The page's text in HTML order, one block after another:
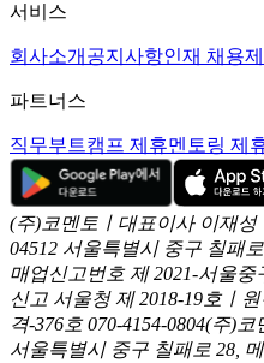
서비스
회사소개 공지사항인재 채용
파트너스
직무부트캠프 제휴멘토링 제
(주)코멘토ㅣ대표이사 이재성
04512 서울특별시 중구 칠패
매업신고번호 제 2021-서울
신고 서울청 제 2018-19호ㅣ
격-376호 070-4154-0804(주)코
서울특별시 중구 칠패로 28,